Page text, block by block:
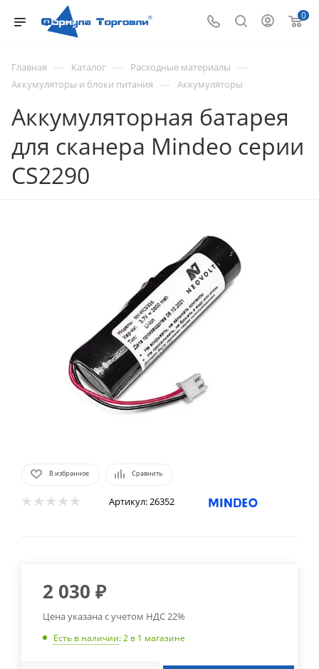
0
Главная — Каталог — Расходные материалы —
Аккумуляторы и блоки питания — Аккумуляторы
Аккумуляторная батарея
для сканера Mindeo серии
CS2290
В избранное Сравнить
Артикул:26352
2 030 ₽
Цена указана с учетом НДС 22%
Есть в наличии: 2 в 1 магазине